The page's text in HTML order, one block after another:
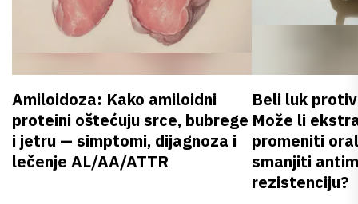
Amiloidoza: Kako amiloidni
proteini oštećuju srce, bubrege
i jetru — simptomi, dijagnoza i
lečenje AL/AA/ATTR
Beli luk
Može li
promeniti
smanjiti
rezistenciju?